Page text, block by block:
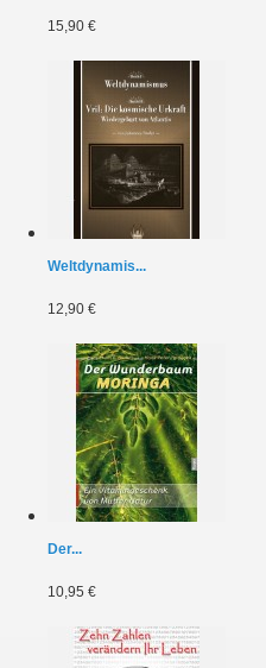
15,90 €
Weltdynamis...
12,90 €
Der...
10,95 €